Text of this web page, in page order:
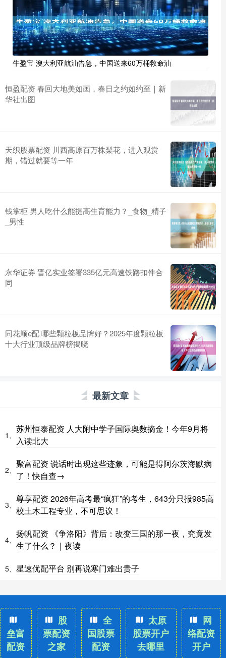
牛盈宝 澳大利亚航油告急，中国送来60万桶救命油
恒盈配资 春回大地美如画，春日之约如约至｜新
华社出图
天织股票配资 川西高原百万株梨花，进入观赏
期，错过就要等一年
钱掌柜 男人吃什么能提高生育能力？_食物_精子
_男性
永华证券 晋亿实业签署335亿元高速铁路扣件合
同
同花顺e配 哪些颗粒板品牌好？2025年度颗粒板
十大行业顶级品牌榜揭晓
最新文章
1、
苏州恒泰配资 人大附中学子国际奥数摘金！今年9月将
入读北大
2、
聚富配资 说话时出现这些迹象，可能是得阿尔茨海默病
了！快自查→
3、
尊享配资 2026年高考最“疯狂”的考生，643分只报985高
校土木工程专业，不可思议！
4、
扬帆配资 《争洛阳》背后：改变三国的那一夜，究竟发
生了什么？｜夜读
5、 星速优配平台 别再说寒门难出贵子
垒富
配资
股
票配资
之家
全
国股票
配资
太原
股票开户
去哪里
网
络配资
开户